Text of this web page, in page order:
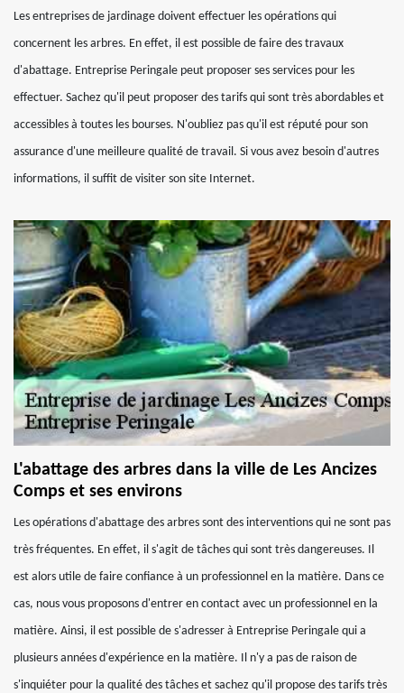
Les entreprises de jardinage doivent effectuer les opérations qui
concernent les arbres. En effet, il est possible de faire des travaux
d'abattage. Entreprise Peringale peut proposer ses services pour les
effectuer. Sachez qu'il peut proposer des tarifs qui sont très abordables et
accessibles à toutes les bourses. N'oubliez pas qu'il est réputé pour son
assurance d'une meilleure qualité de travail. Si vous avez besoin d'autres
informations, il suffit de visiter son site Internet.
L'abattage des arbres dans la ville de Les Ancizes
Comps et ses environs
Les opérations d'abattage des arbres sont des interventions qui ne sont pas
très fréquentes. En effet, il s'agit de tâches qui sont très dangereuses. Il
est alors utile de faire confiance à un professionnel en la matière. Dans ce
cas, nous vous proposons d'entrer en contact avec un professionnel en la
matière. Ainsi, il est possible de s'adresser à Entreprise Peringale qui a
plusieurs années d'expérience en la matière. Il n'y a pas de raison de
s'inquiéter pour la qualité des tâches et sachez qu'il propose des tarifs très